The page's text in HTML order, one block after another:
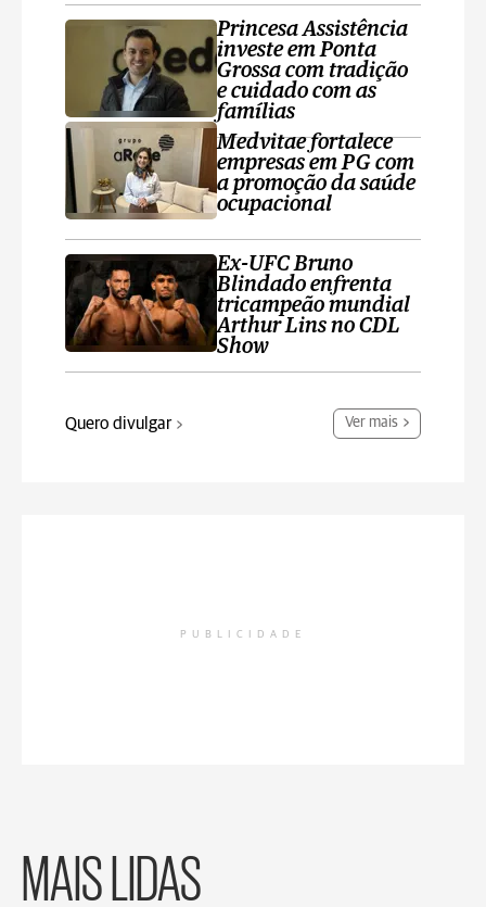
Princesa Assistência
investe em Ponta
Grossa com tradição
e cuidado com as
famílias
Medvitae fortalece
empresas em PG com
a promoção da saúde
ocupacional
Ex-UFC Bruno
Blindado enfrenta
tricampeão mundial
Arthur Lins no CDL
Show
Quero divulgar Ver mais
PUBLICIDADE
MAIS LIDAS